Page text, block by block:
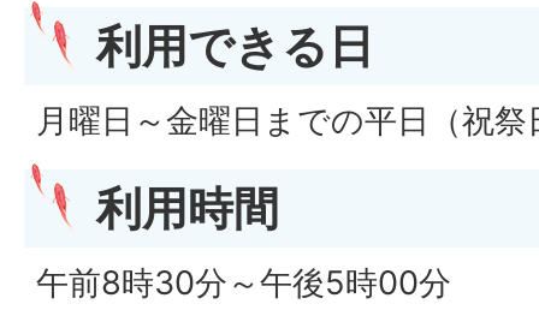
利用できる日
月曜日～金曜日までの平日（祝
利用時間
午前8時30分～午後5時00分